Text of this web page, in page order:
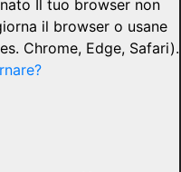
Il tuo browser non
il browser o usane
Chrome, Edge, Safari).